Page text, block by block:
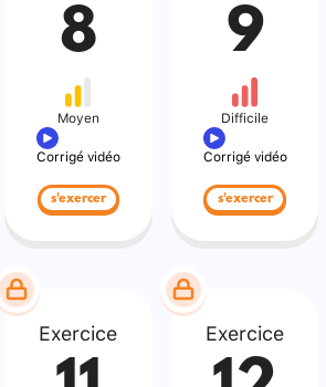
8
Moyen
Corrigé vidéo
s'exercer
9
Difficile
Corrigé vidéo
s'exercer
Exercice Exercice